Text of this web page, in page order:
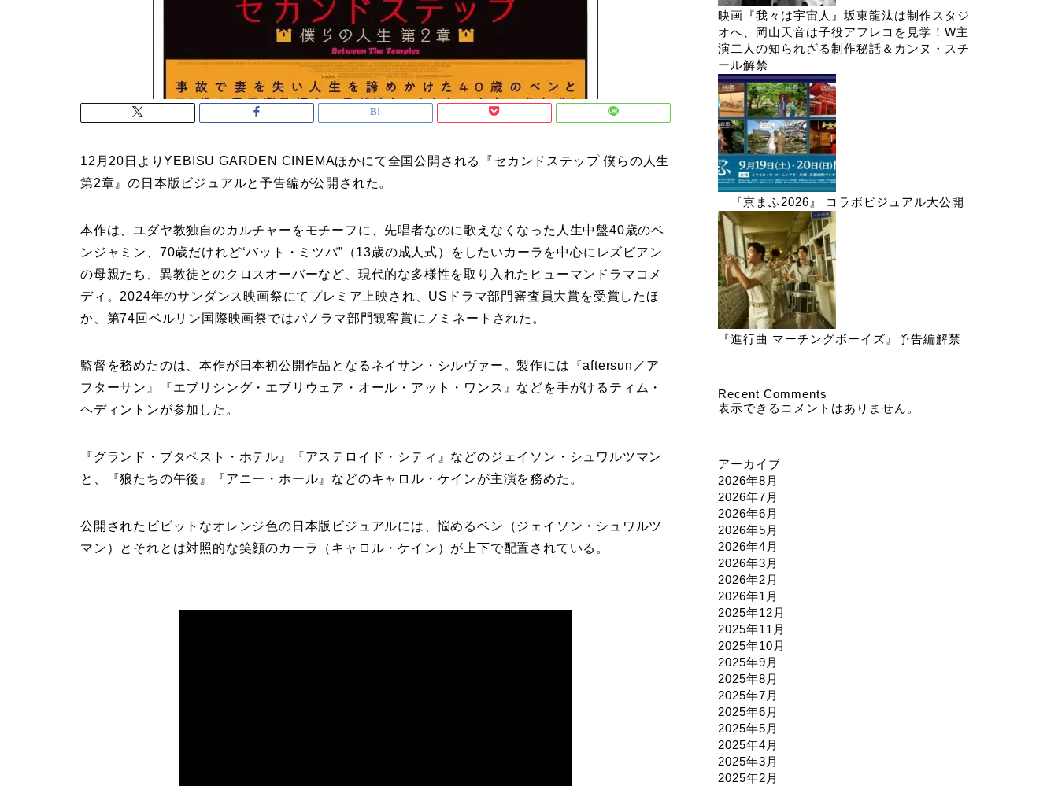
12月20日よりYEBISU GARDEN CINEMAほかにて全国公開される『セカンドステップ 僕らの人生
第2章』の日本版ビジュアルと予告編が公開された。
本作は、ユダヤ教独自のカルチャーをモチーフに、先唱者なのに歌えなくなった人生中盤40歳のベ
ンジャミン、70歳だけれど“バット・ミツバ”（13歳の成人式）をしたいカーラを中心にレズビアン
の母親たち、異教徒とのクロスオーバーなど、現代的な多様性を取り入れたヒューマンドラマコメ
ディ。2024年のサンダンス映画祭にてプレミア上映され、USドラマ部門審査員大賞を受賞したほ
か、第74回ベルリン国際映画祭ではパノラマ部門観客賞にノミネートされた。
監督を務めたのは、本作が日本初公開作品となるネイサン・シルヴァー。製作には『aftersun／ア
フターサン』『エブリシング・エブリウェア・オール・アット・ワンス』などを手がけるティム・
ヘディントンが参加した。
『グランド・ブタペスト・ホテル』『アステロイド・シティ』などのジェイソン・シュワルツマン
と、『狼たちの午後』『アニー・ホール』などのキャロル・ケインが主演を務めた。
公開されたビビットなオレンジ色の日本版ビジュアルには、悩めるベン（ジェイソン・シュワルツ
マン）とそれとは対照的な笑顔のカーラ（キャロル・ケイン）が上下で配置されている。
映画『我々は宇宙人』坂東龍汰は制作スタジ
オへ、岡山天音は子役アフレコを見学！W主
演二人の知られざる制作秘話＆カンヌ・スチ
ール解禁
『京まふ2026』 コラボビジュアル大公開
『進行曲 マーチングボーイズ』予告編解禁
Recent Comments
表示できるコメントはありません。
アーカイブ
2026年8月
2026年7月
2026年6月
2026年5月
2026年4月
2026年3月
2026年2月
2026年1月
2025年12月
2025年11月
2025年10月
2025年9月
2025年8月
2025年7月
2025年6月
2025年5月
2025年4月
2025年3月
2025年2月